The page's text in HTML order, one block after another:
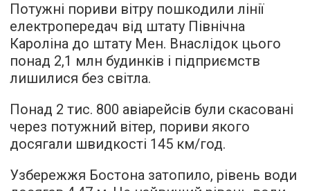
Потужні пориви вітру пошкодили лінії
електропередач від штату Північна
Кароліна до штату Мен. Внаслідок цього
понад 2,1 млн будинків і підприємств
лишилися без світла.
Понад 2 тис. 800 авіарейсів були скасовані
через потужний вітер, пориви якого
досягали швидкості 145 км/год.
Узбережжя Бостона затопило, рівень води